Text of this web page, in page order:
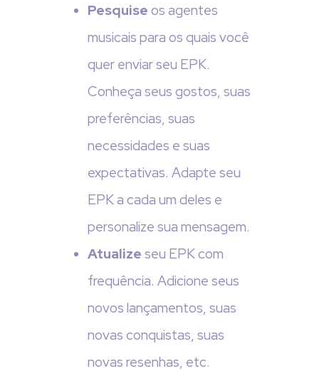
Pesquise os agentes
musicais para os quais você
quer enviar seu EPK.
Conheça seus gostos, suas
preferências, suas
necessidades e suas
expectativas. Adapte seu
EPK a cada um deles e
personalize sua mensagem.
Atualize seu EPK com
frequência. Adicione seus
novos lançamentos, suas
novas conquistas, suas
novas resenhas, etc.